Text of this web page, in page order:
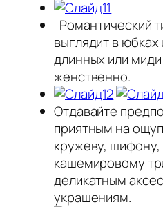
Романтический
выглядит в юбках
длинных или
женственно.
Отдавайте
приятным на
кружеву, шифону,
кашемировому
деликатным
украшениям.